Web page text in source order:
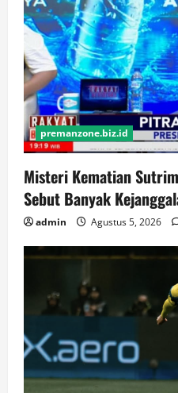
premanzone.biz.id
Misteri Kematian
Sebut Banyak
admin Agustus 5, 2026